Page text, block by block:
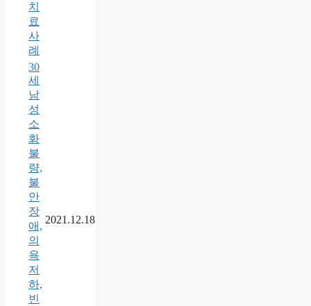
치
료
사
례
30
세
남
성
소
화
불
량,
불
안
장
애,
의
욕
저
하,
빈
2021.12.18